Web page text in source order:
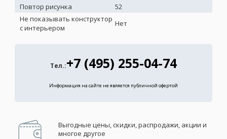
Повтор рисунка
52
Не показывать конструктор
с интерьером
Нет
Тел.:+7 (495) 255-04-74
Информация на сайте не является публичной офертой
Выгодные цены, скидки, распродажи, акции и
многое другое